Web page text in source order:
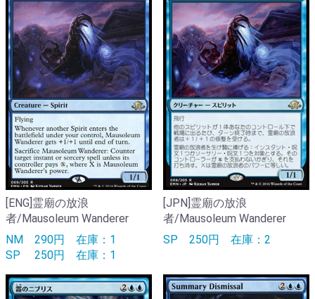
[ENG]霊廟の放浪
者/Mausoleum Wanderer
NM 290円 在庫：1
SP
250円 在庫：1
[JPN]霊廟の放浪
者/Mausoleum Wanderer
SP 250円 在庫：2